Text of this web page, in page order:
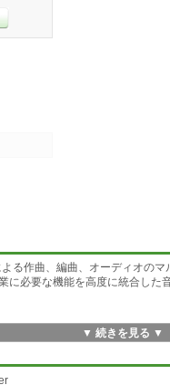
る作曲、編曲、オーディオのマ
に必要な機能を高度に統合した
ねた機能、操作体系は、作品の
る作業効率を大幅に高め、同時
▼ 続きを見る ▼